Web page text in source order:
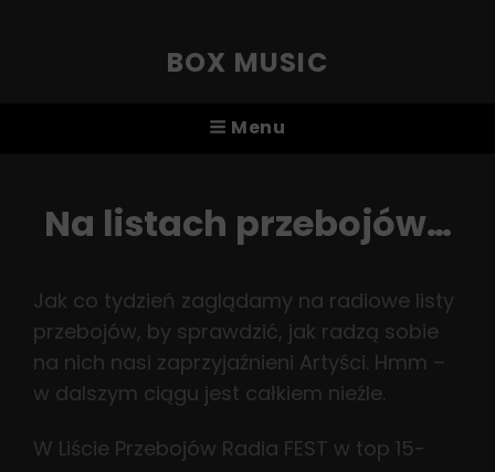
BOX MUSIC
Menu
Na listach przebojów…
Jak co tydzień zaglądamy na radiowe listy
przebojów, by sprawdzić, jak radzą sobie
na nich nasi zaprzyjaźnieni Artyści. Hmm –
w dalszym ciągu jest całkiem nieźle.
W Liście Przebojów Radia FEST w top 15-